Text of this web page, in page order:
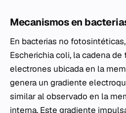
Mecanismos en
En bacterias no
Escherichia coli, la cadena
electrones ubicada en la
genera un gradiente
similar al observado en la
interna. Este gradiente